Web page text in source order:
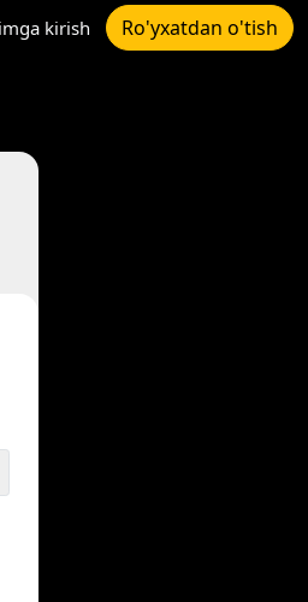
kirish Ro'yxatdan o'tish